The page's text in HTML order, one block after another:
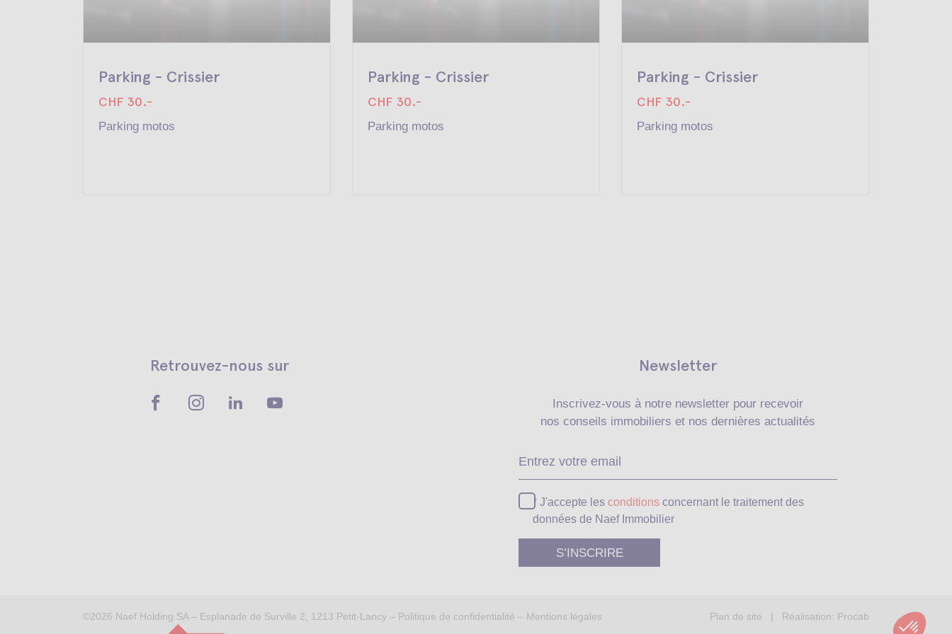
Parking - Crissier
CHF 30.-
Parking motos
Parking - Crissier
CHF 30.-
Parking motos
Parking - Crissier
CHF 30.-
Parking motos
Retrouvez-nous sur Newsletter
Inscrivez-vous à notre newsletter pour recevoir
nos conseils immobiliers et nos dernières actualités
* J'accepte les conditions concernant le traitement des
données de Naef Immobilier
©2026 Naef Holding SA – Esplanade de Surville 2, 1213 Petit-Lancy – Politique de confidentialité – Mentions légales Plan de site | Réalisation: Procab